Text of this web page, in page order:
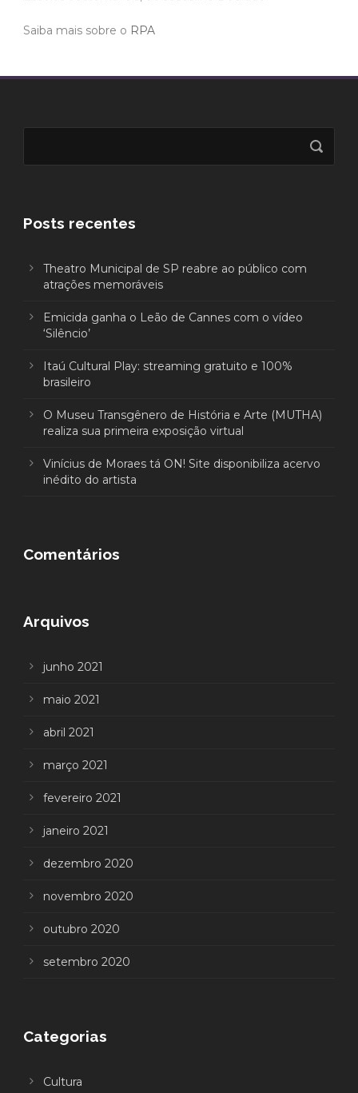
Saiba mais sobre o RPA
Posts recentes
Theatro Municipal de SP reabre ao público com
atrações memoráveis
Emicida ganha o Leão de Cannes com o vídeo
‘Silêncio’
Itaú Cultural Play: streaming gratuito e 100%
brasileiro
O Museu Transgênero de História e Arte (MUTHA)
realiza sua primeira exposição virtual
Vinícius de Moraes tá ON! Site disponibiliza acervo
inédito do artista
Comentários
Arquivos
junho 2021
maio 2021
abril 2021
março 2021
fevereiro 2021
janeiro 2021
dezembro 2020
novembro 2020
outubro 2020
setembro 2020
Categorias
Cultura